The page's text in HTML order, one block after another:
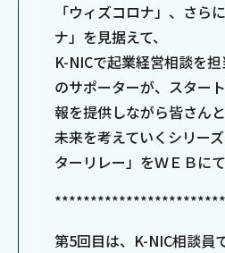
「ウィズコロナ」、さら
ナ」を見据えて、
K-NICで起業経営相談を
のサポーターが、スター
報を提供しながら皆さん
未来を考えていくシリー
ターリレー」をＷＥＢにて
第5回目は、K-NIC相談員